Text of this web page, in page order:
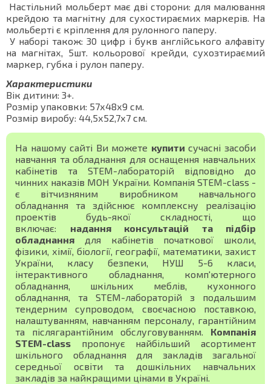
Настільний мольберт має дві сторони: для малювання
крейдою та магнітну для сухостираємих маркерів. На
мольберті є кріплення для рулонного паперу.
У наборі також: 30 цифр і букв англійського алфавіту
на магнітах, 5шт. кольорової крейди, сухозтираємий
маркер, губка і рулон паперу.
Характеристики
Вік дитини: 3+.
Розмір упаковки: 57х48х9 см.
Розмір виробу: 44,5х52,7х7 см.
На нашому сайті Ви можете купити сучасні засоби
навчання та обладнання для оснащення навчальних
кабінетів та STEM-лабораторій відповідно до
чинних наказів МОН України. Компанія STEM-class -
є вітчизняним виробником навчального
обладнання та здійснює комплексну реалізацію
проектів будь-якої складності, що
включає: надання консультацій та підбір
обладнання для кабінетів початкової школи,
фізики, хімії, біології, географії, математики, захист
України, класу безпеки, НУШ 5-6 класи,
інтерактивного обладнання, комп'ютерного
обладнання, шкільних меблів, кухонного
обладнання, та STEM-лабораторій з подальшим
тендерним супроводом, своєчасною поставкою,
налаштуванням, навчанням персоналу, гарантійним
та післягарантійним обслуговуванням. Компанія
STEM-class пропонує найбільший асортимент
шкільного обладнання для закладів загальної
середньої освіти та дошкільних навчальних
закладів за найкращими цінами в Україні.